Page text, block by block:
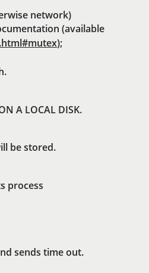
network)
(available
);
A LOCAL DISK.
be stored.
process
sends time out.